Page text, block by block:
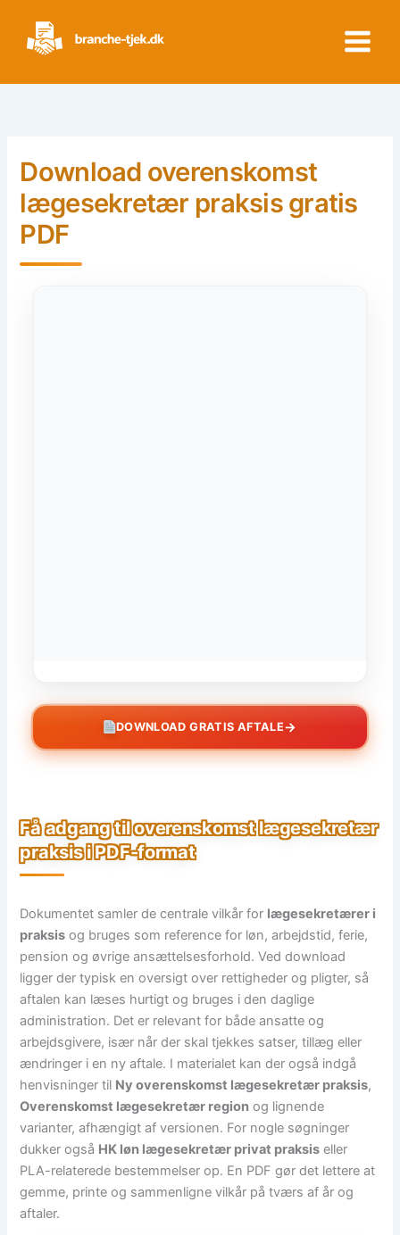
content
Download overenskomst
lægesekretær praksis gratis
PDF
DOWNLOAD GRATIS AFTALE→
Få adgang til overenskomst lægesekretær
praksis i PDF-format
Dokumentet samler de centrale vilkår for lægesekretærer i
praksis og bruges som reference for løn, arbejdstid, ferie,
pension og øvrige ansættelsesforhold. Ved download
ligger der typisk en oversigt over rettigheder og pligter, så
aftalen kan læses hurtigt og bruges i den daglige
administration. Det er relevant for både ansatte og
arbejdsgivere, især når der skal tjekkes satser, tillæg eller
ændringer i en ny aftale. I materialet kan der også indgå
henvisninger til Ny overenskomst lægesekretær praksis,
Overenskomst lægesekretær region og lignende
varianter, afhængigt af versionen. For nogle søgninger
dukker også HK løn lægesekretær privat praksis eller
PLA-relaterede bestemmelser op. En PDF gør det lettere at
gemme, printe og sammenligne vilkår på tværs af år og
aftaler.